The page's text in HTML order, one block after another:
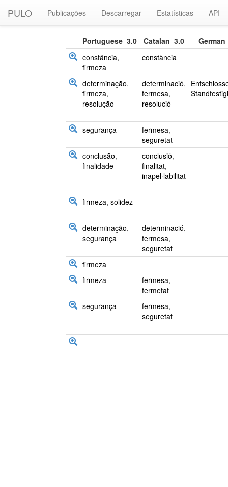
PULO Publicações Descarregar Estatísticas API
Portuguese_3.0 Catalan_3.0
constância,
firmeza
constància
determinação,
firmeza,
resolução
determinació,
fermesa,
resolució
segurança fermesa,
seguretat
conclusão,
finalidade
conclusió,
finalitat,
inapel·labilitat
firmeza, solidez
determinação,
segurança
determinació,
fermesa,
seguretat
firmeza
firmeza
fermesa,
fermetat
segurança
fermesa,
seguretat